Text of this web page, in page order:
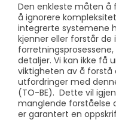
Den enkleste måten å
å ignorere
integrerte systemene
kjenner eller forstår de
detaljer. Vi kan ikke få
viktigheten av å forstå
utfordringer med
(TO-BE). Dette vil
manglende forståelse
er garantert en